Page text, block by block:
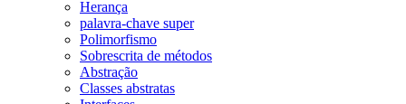
Herança
palavra-chave super
Polimorfismo
Sobrescrita de métodos
Abstração
Classes abstratas